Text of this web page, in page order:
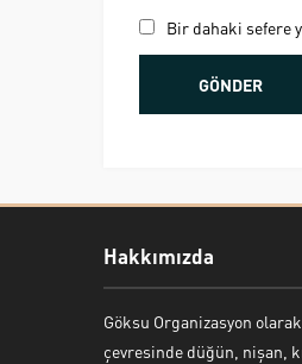
Bir dahaki sefere
Hakkımızda
Göksu Organizasyon
çevresinde düğün, nişan,
Bekir Kiper